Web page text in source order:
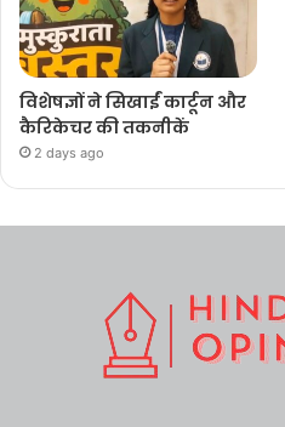
विशेषज्ञों ने सिखाईं कार्टून और
कैरिकेचर की तकनीकें
2 days ago